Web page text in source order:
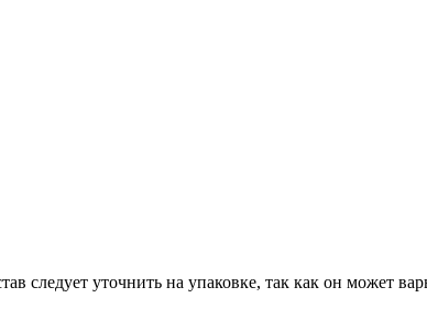
следует уточнить на упаковке, так как он может